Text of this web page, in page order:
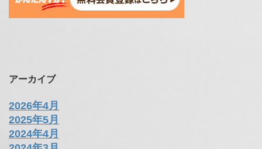
アーカイブ
2026年4月
2025年5月
2024年4月